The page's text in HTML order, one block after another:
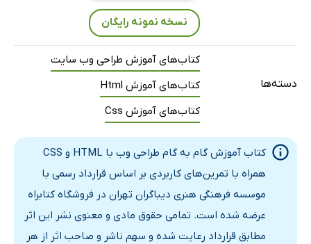
کلاس‌ها
نحوه استفاده از ویژگی‌های HTML
نسخه نمونه رایگان
دسته‌ها
کتاب‌های آموزش طراحی وب سایت
کتاب‌های آموزش Html
کتاب‌های آموزش Css
کتاب آموزش گام به گام طراحی وب با HTML و CSS
همراه با تمرین‌های کاربردی بر اساس قرارداد رسمی با
موسسه فرهنگی هنری دیباگران تهران در فروشگاه کتابراه
عرضه شده است. تمامی حقوق مادی و معنوی نشر این اثر
مطابق قرارداد رعایت شده و سهم ناشر و صاحب اثر از هر